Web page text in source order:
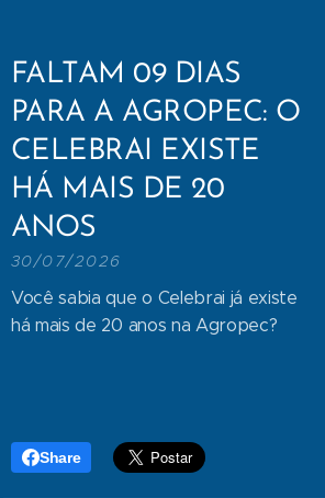
FALTAM 09 DIAS
PARA A AGROPEC: O
CELEBRAI EXISTE
HÁ MAIS DE 20
ANOS
30/07/2026
Você sabia que o Celebrai já existe
há mais de 20 anos na Agropec?
Share